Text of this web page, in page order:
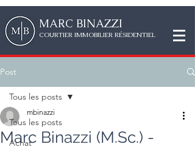
MARC BINAZZI
COURTIER IMMOBILIER RÉSIDENTIEL
Post
Tous les posts
Achat
Tous les posts
Marc Binazzi (M.Sc.) -
mbinazzi